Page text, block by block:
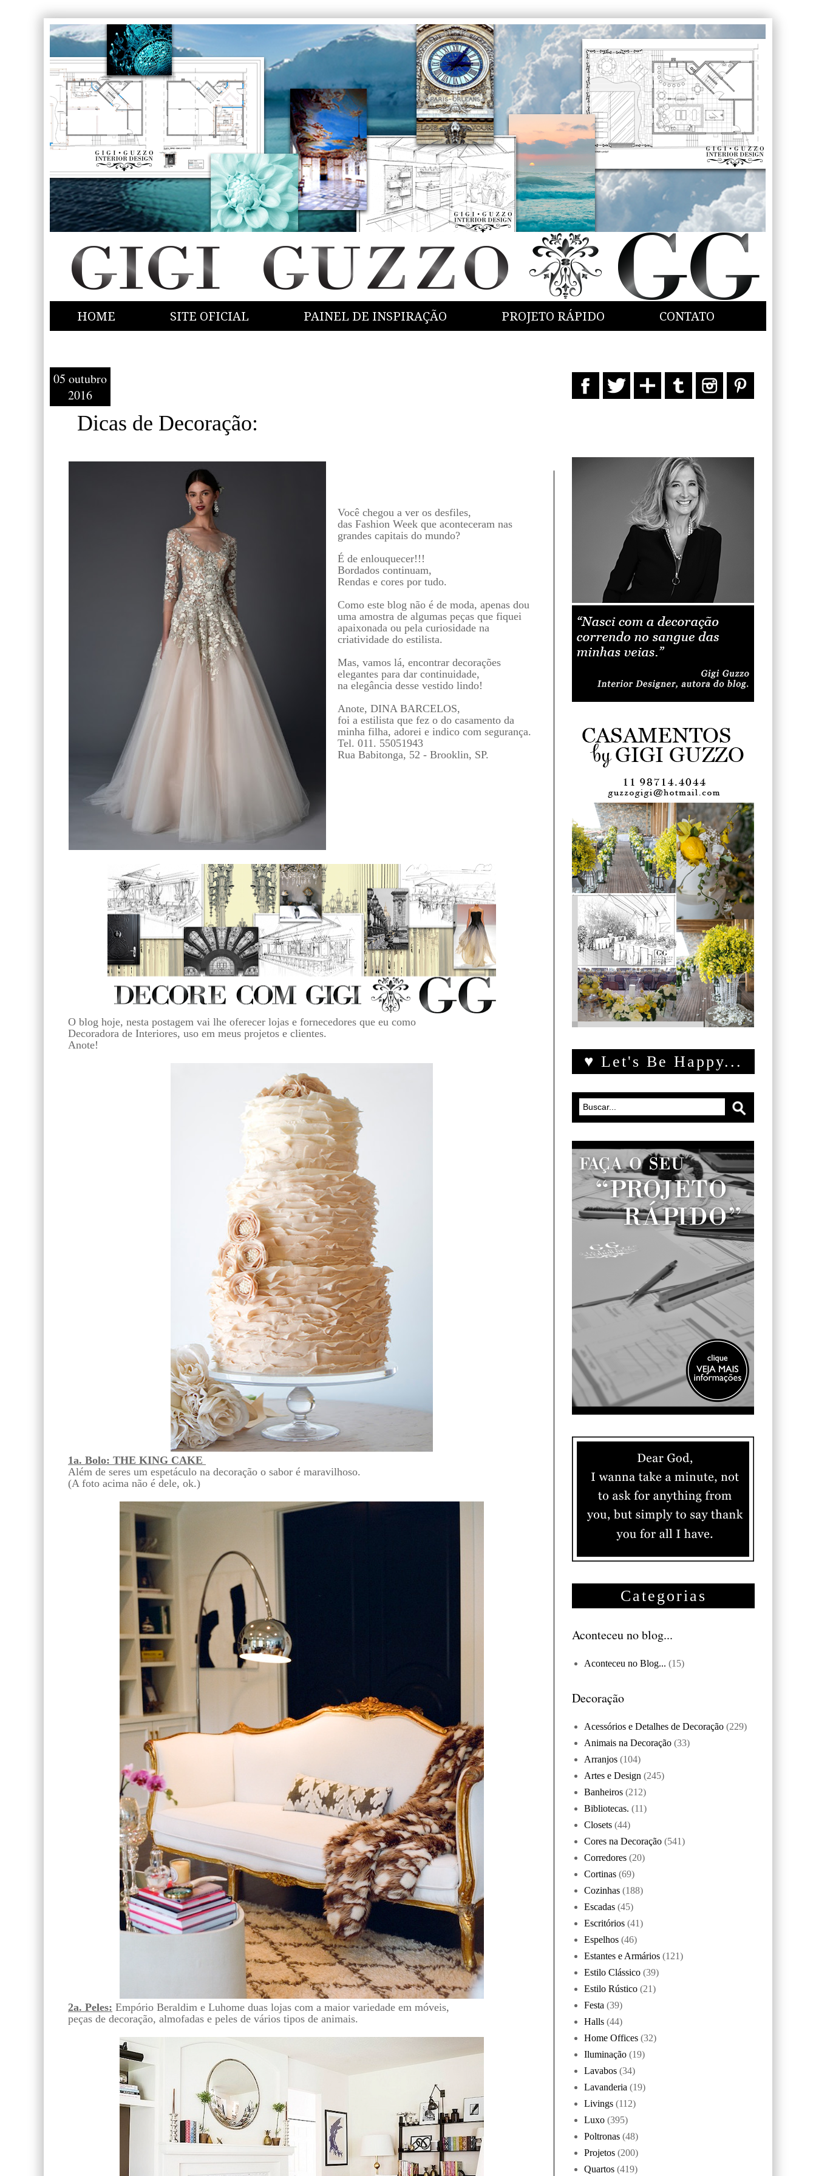
HOME SITE OFICIAL PAINEL DE INSPIRAÇÃO PROJETO RÁPIDO CONTATO
05 outubro
2016
Dicas de Decoração:
Você chegou a ver os desfiles,
das Fashion Week que aconteceram nas
grandes capitais do mundo?
É de enlouquecer!!!
Bordados continuam,
Rendas e cores por tudo.
Como este blog não é de moda, apenas dou
uma amostra de algumas peças que fiquei
apaixonada ou pela curiosidade na
criatividade do estilista.
Mas, vamos lá, encontrar decorações
elegantes para dar continuidade,
na elegância desse vestido lindo!
Anote, DINA BARCELOS,
foi a estilista que fez o do casamento da
minha filha, adorei e indico com segurança.
Tel. 011. 55051943
Rua Babitonga, 52 - Brooklin, SP.
O blog hoje, nesta postagem vai lhe oferecer lojas e fornecedores que eu como
Decoradora de Interiores, uso em meus projetos e clientes.
Anote!
1a. Bolo: THE KING CAKE
Além de seres um espetáculo na decoração o sabor é maravilhoso.
(A foto acima não é dele, ok.)
2a. Peles: Empório Beraldim e Luhome duas lojas com a maior variedade em móveis,
peças de decoração, almofadas e peles de vários tipos de animais.
♥ Let's Be Happy...
Categorias
Aconteceu no blog...
Aconteceu no Blog... (15)
Decoração
Acessórios e Detalhes de Decoração (229)
Animais na Decoração (33)
Arranjos (104)
Artes e Design (245)
Banheiros (212)
Bibliotecas. (11)
Closets (44)
Cores na Decoração (541)
Corredores (20)
Cortinas (69)
Cozinhas (188)
Escadas (45)
Escritórios (41)
Espelhos (46)
Estantes e Armários (121)
Estilo Clássico (39)
Estilo Rústico (21)
Festa (39)
Halls (44)
Home Offices (32)
Iluminação (19)
Lavabos (34)
Lavanderia (19)
Livings (112)
Luxo (395)
Poltronas (48)
Projetos (200)
Quartos (419)